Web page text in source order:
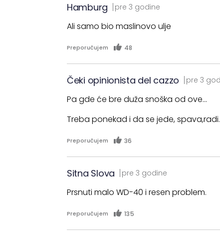
Hamburg pre 3 godine
Ali samo bio maslinovo ulje
Preporučujem 48
Čeki opinionista del cazzo pre 3
Pa gde će bre duža snoška od ove...
Treba ponekad i da se jede,
Preporučujem 36
Sitna Slova pre 3 godine
Prsnuti malo WD-40 i resen problem.
Preporučujem 135